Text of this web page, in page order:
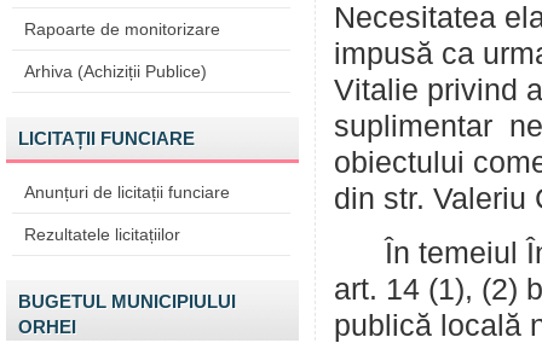
Rapoarte de monitorizare
Arhiva (Achiziții Publice)
LICITAȚII FUNCIARE
Anunțuri de licitații funciare
Rezultatele licitațiilor
BUGETUL MUNICIPIULUI
ORHEI
Necesitatea
impusă ca
Vitalie privind
suplimentar
obiectului
din str. Valeriu
În temeiul În
art. 14 (1), (2)
publică locală